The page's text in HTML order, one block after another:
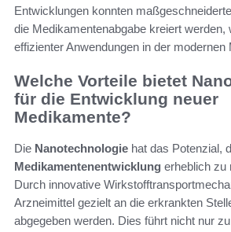
Entwicklungen konnten maßgeschneiderte
die Medikamentenabgabe kreiert werden,
effizienter Anwendungen in der modernen
Welche Vorteile bietet
für die Entwicklung neuer
Medikamente?
Die Nanotechnologie hat das Potenzial,
Medikamentenentwicklung erheblich zu
Durch innovative
Arzneimittel gezielt an die erkrankten
abgegeben werden. Dies führt nicht nur